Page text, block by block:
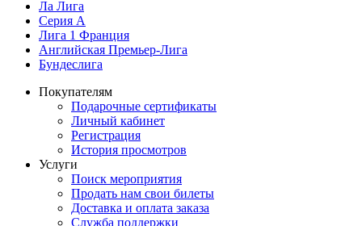
Ла Лига
Серия А
Лига 1 Франция
Английская Премьер-Лига
Бундеслига
Покупателям
Подарочные сертификаты
Личный кабинет
Регистрация
История просмотров
Услуги
Поиск мероприятия
Продать нам свои билеты
Доставка и оплата заказа
Служба поддержки